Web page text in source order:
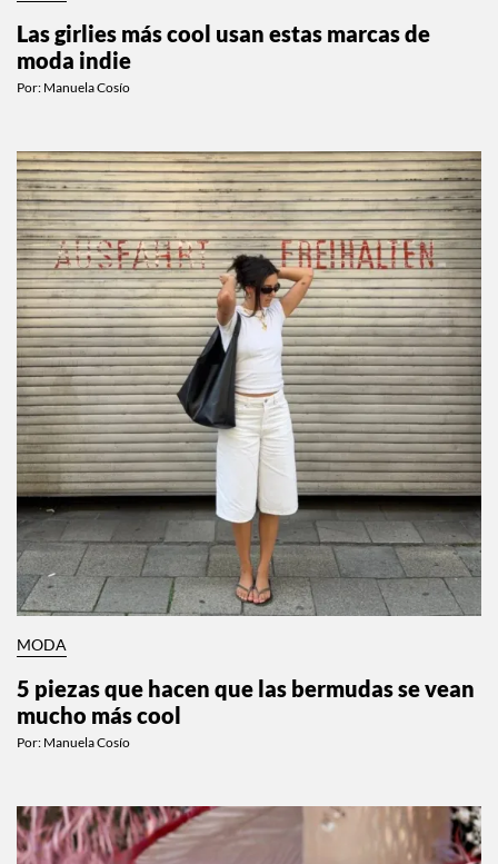
Las girlies más cool usan estas marcas de
moda indie
Por: Manuela Cosío
MODA
5 piezas que hacen que las bermudas se vean
mucho más cool
Por: Manuela Cosío